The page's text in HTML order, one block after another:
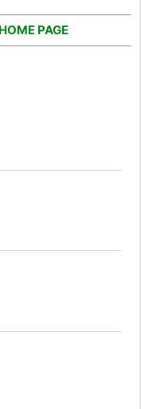
PAGE